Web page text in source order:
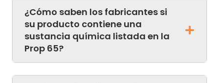
¿Cómo saben los fabricantes si
su producto contiene una
sustancia química listada en la
Prop 65?